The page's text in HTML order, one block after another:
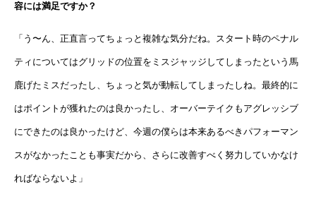
容には満足ですか？
「う〜ん、正直言ってちょっと複雑な気分だね。スタート時のペナル
ティについてはグリッドの位置をミスジャッジしてしまったという馬
鹿げたミスだったし、ちょっと気が動転してしまったしね。最終的に
はポイントが獲れたのは良かったし、オーバーテイクもアグレッシブ
にできたのは良かったけど、今週の僕らは本来あるべきパフォーマン
スがなかったことも事実だから、さらに改善すべく努力していかなけ
ればならないよ」